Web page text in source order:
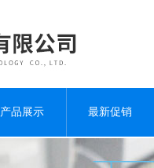
产品展示 最新促销